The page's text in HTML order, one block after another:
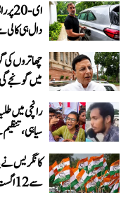
ای-
دال ہی کالی
چھاتروں کی
میں گونجے
رانچی میں
سیاہی،
سے 12 اگست تک ایوان میں حاضر رہنے کی ہدایت